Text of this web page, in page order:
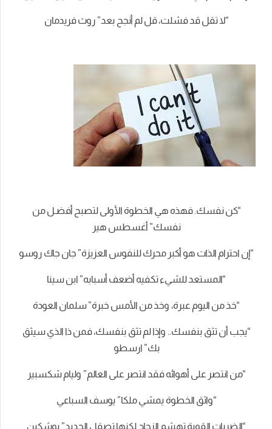
“لا تقل قد فشلت، قل لم أنجح بعد” روث فريدمان
“كن نفسك. فهذه هي الخطوة الأولى لتصبح أفضـل من
نفسك” أغسطس هير
“إن احترام الذات هو أكبر محرك للنفوس العزيزة” جان جاك روسو
“المستعد للشيء تكفيه أضعف أسبابه” ابن سينا
“خذ من اليوم عبرة، وخذ من الأمس خبرة” سلمان العودة
“يجب أن تثق بنفسك.. وإذا لم تثق بنفسك، فمن ذا الذي سيثق
بك” ارسطو
“من انتصر على أهوائه فقد انتصر على العالم” وليام شكسبير
“واثق الخطوة يمشي ملكا” يوسف السباعي
“الضربات القوية تهشم الزجاج لكنها تصقل الحديد” بوشكين